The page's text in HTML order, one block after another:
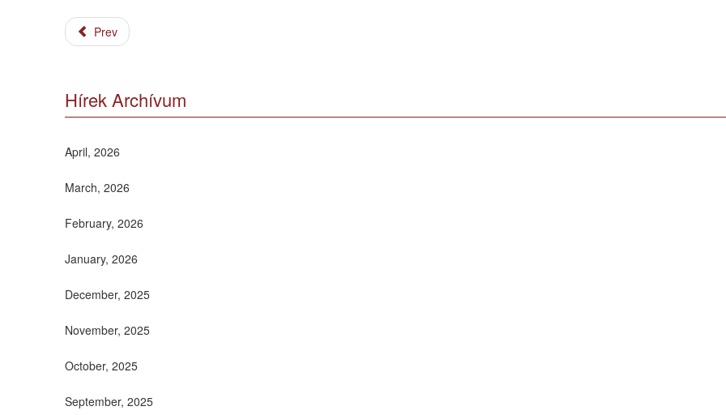
Prev
Hírek Archívum
April, 2026
March, 2026
February, 2026
January, 2026
December, 2025
November, 2025
October, 2025
September, 2025